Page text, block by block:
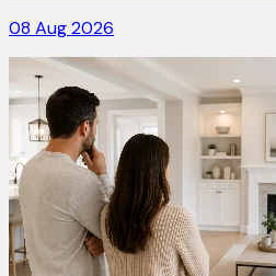
08 Aug 2026